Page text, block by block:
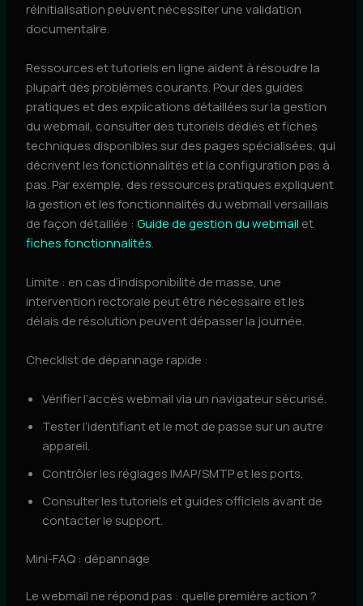
réinitialisation peuvent nécessiter une validation
documentaire.
Ressources et tutoriels en ligne aident à résoudre la
plupart des problèmes courants. Pour des guides
pratiques et des explications détaillées sur la gestion
du webmail, consulter des tutoriels dédiés et fiches
techniques disponibles sur des pages spécialisées, qui
décrivent les fonctionnalités et la configuration pas à
pas. Par exemple, des ressources pratiques expliquent
la gestion et les fonctionnalités du webmail versaillais
de façon détaillée :Guide de gestion du webmail et
fiches fonctionnalités.
Limite : en cas d’indisponibilité de masse, une
intervention rectorale peut être nécessaire et les
délais de résolution peuvent dépasser la journée.
Checklist de dépannage rapide :
Vérifier l’accès webmail via un navigateur sécurisé.
Tester l’identifiant et le mot de passe sur un autre
appareil.
Contrôler les réglages IMAP/SMTP et les ports.
Consulter les tutoriels et guides officiels avant de
contacter le support.
Mini-FAQ : dépannage
Le webmail ne répond pas : quelle première action ?